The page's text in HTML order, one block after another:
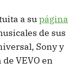
a supágina
de sus
Sony y
VEVO en